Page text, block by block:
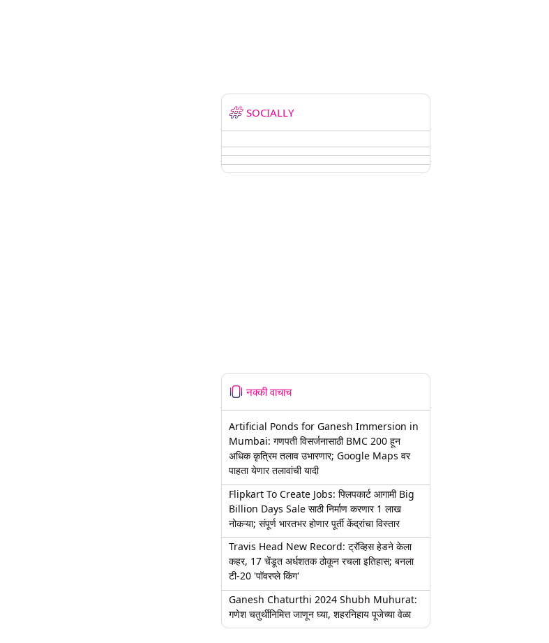
SOCIALLY
नक्की वाचाच
Artificial Ponds for Ganesh Immersion in
Mumbai: गणपती विसर्जनासाठी BMC 200 हून
अधिक कृत्रिम तलाव उभारणार; Google Maps वर
पाहता येणार तलावांची यादी
Flipkart To Create Jobs: फ्लिपकार्ट आगामी Big
Billion Days Sale साठी निर्माण करणार 1 लाख
नोकऱ्या; संपूर्ण भारतभर होणार पूर्ती केंद्रांचा विस्तार
Travis Head New Record: ट्रॅव्हिस हेडने केला
कहर, 17 चेंडूत अर्धशतक ठोकून रचला इतिहास; बनला
टी-20 'पॉवरप्ले किंग'
Ganesh Chaturthi 2024 Shubh Muhurat:
गणेश चतुर्थीनिमित्त जाणून घ्या, शहरनिहाय पूजेच्या वेळा